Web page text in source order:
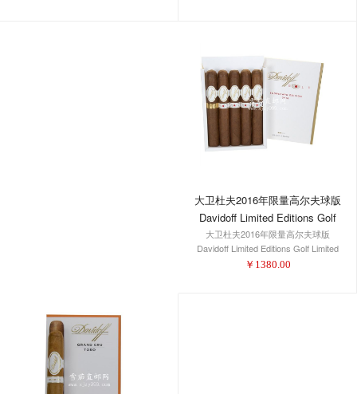
大卫杜夫2016年限量高尔夫球版
Davidoff Limited Editions Golf
Limited Scorecard Edition 2016
大卫杜夫2016年限量高尔夫球版
Davidoff Limited Editions Golf Limited
Scorecard Edition 2016
￥ 1380.00